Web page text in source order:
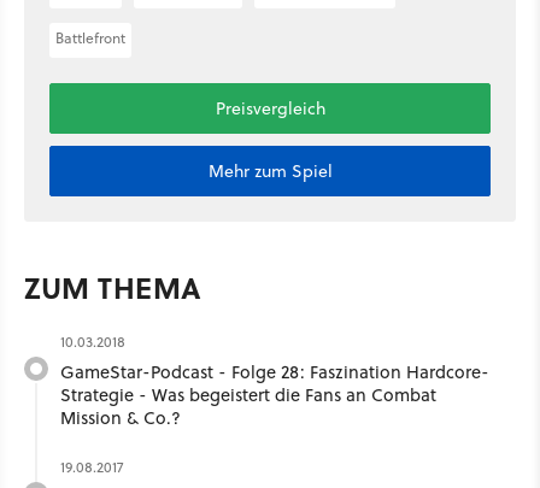
Battlefront
Preisvergleich
Mehr zum Spiel
ZUM THEMA
10.03.2018
GameStar-Podcast - Folge 28: Faszination Hardcore-
Strategie - Was begeistert die Fans an Combat
Mission & Co.?
19.08.2017